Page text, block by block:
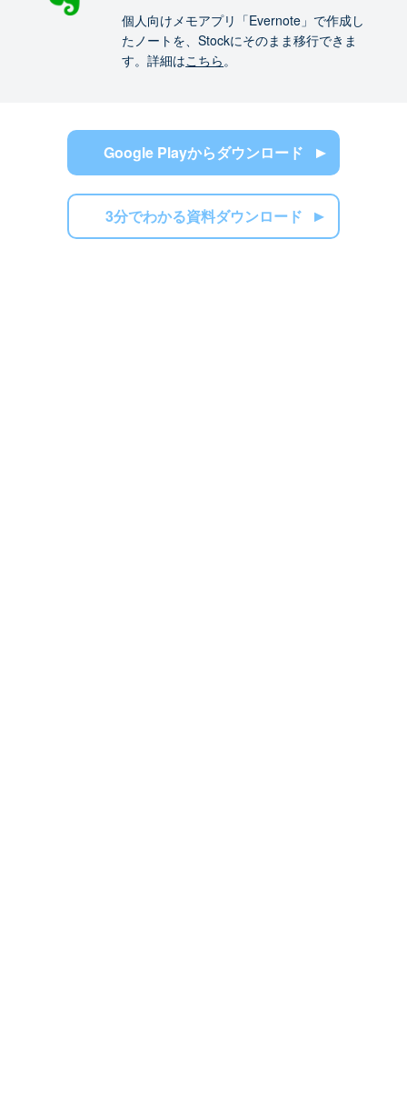
個人向けメモアプリ「Evernote」で作成し
たノートを、Stockにそのまま移行できま
す。詳細はこちら。
Google Playからダウンロード
3分でわかる資料ダウンロード